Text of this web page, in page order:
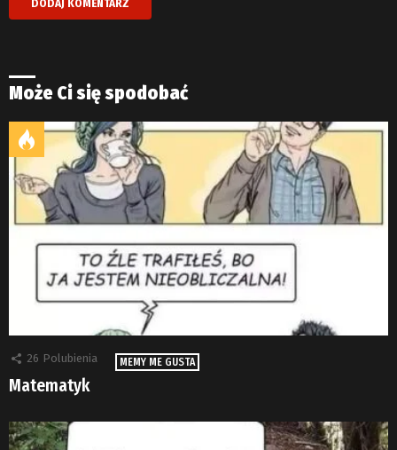
Może Ci się spodobać
26 Polubienia MEMY ME GUSTA
Matematyk